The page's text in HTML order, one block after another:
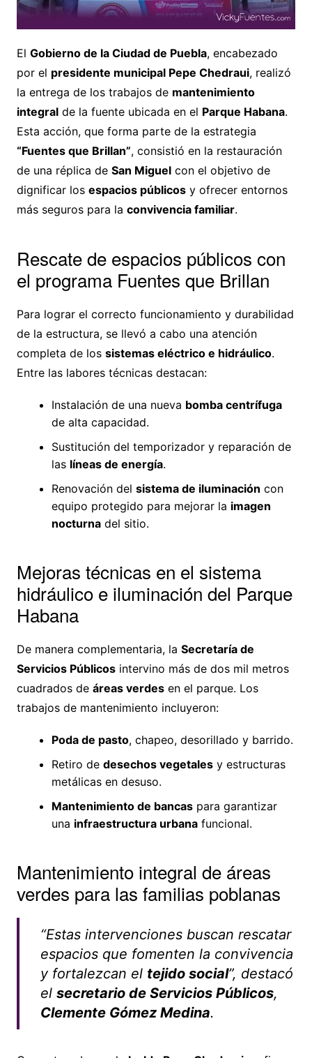
El Gobierno de la Ciudad de Puebla, encabezado
por el presidente municipal Pepe Chedraui, realizó
la entrega de los trabajos de mantenimiento
integralde la fuente ubicada en el Parque Habana.
Esta acción, que forma parte de la estrategia
“Fuentes que Brillan”, consistió en la restauración
de una réplica de San Miguelcon el objetivo de
dignificar los espacios públicosy ofrecer entornos
más seguros para la convivencia familiar.
Rescate de espacios públicos con
el programa Fuentes que Brillan
Para lograr el correcto funcionamiento y durabilidad
de la estructura, se llevó a cabo una atención
completa de los sistemas eléctrico e hidráulico.
Entre las labores técnicas destacan:
Instalación de una nueva bomba centrífuga
de alta capacidad.
Sustitución del temporizador y reparación de
las líneas de energía.
Renovación del sistema de iluminación con
equipo protegido para mejorar la imagen
nocturnadel sitio.
Mejoras técnicas en el sistema
hidráulico e iluminación del Parque
Habana
De manera complementaria, la Secretaría de
Servicios Públicosintervino más de dos mil metros
cuadrados de áreas verdesen el parque. Los
trabajos de mantenimiento incluyeron:
Poda de pasto, chapeo, desorillado y barrido.
Retiro de desechos vegetalesy estructuras
metálicas en desuso.
Mantenimiento de bancaspara garantizar
una infraestructura urbanafuncional.
Mantenimiento integral de áreas
verdes para las familias poblanas
“Estas intervenciones buscan rescatar
espacios que fomenten la convivencia
y fortalezcan el tejido social”, destacó
el secretario de Servicios Públicos,
Clemente Gómez Medina.